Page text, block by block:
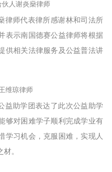
人谢炎燊律师
律师代表律所感谢林和司法所
表示南国德赛公益律师将根据
供相关法律服务及公益普法讲
维琼律师
益助学团表达了此次公益助学
够对困难学子顺利完成学业有
学习机会，克服困难，实现人
。